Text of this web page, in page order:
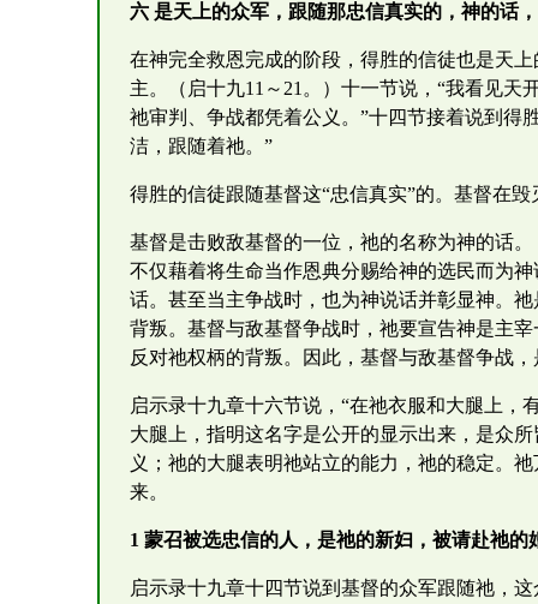
六 是天上的众军，跟随那忠信真实的，神的话
在神完全救恩完成的阶段，得胜的信徒也是天
主。（启十九11～21。）十一节说，“我看见
祂审判、争战都凭着公义。”十四节接着说到得
洁，跟随着祂。”
得胜的信徒跟随基督这“忠信真实”的。基督在
基督是击败敌基督的一位，祂的名称为神的话
不仅藉着将生命当作恩典分赐给神的选民而为
话。甚至当主争战时，也为神说话并彰显神。
背叛。基督与敌基督争战时，祂要宣告神是主
反对祂权柄的背叛。因此，基督与敌基督争战
启示录十九章十六节说，“在祂衣服和大腿上，
大腿上，指明这名字是公开的显示出来，是众
义；祂的大腿表明祂站立的能力，祂的稳定。
来。
1 蒙召被选忠信的人，是祂的新妇，被请赴祂的
启示录十九章十四节说到基督的众军跟随祂，